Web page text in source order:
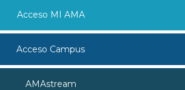
Acceso MI AMA
Acceso Campus
AMAstream